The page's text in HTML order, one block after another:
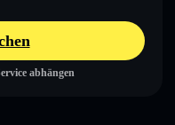
abhängen